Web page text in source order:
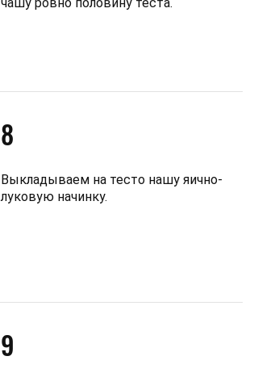
8
Выкладываем на тесто нашу яично-
луковую начинку.
9